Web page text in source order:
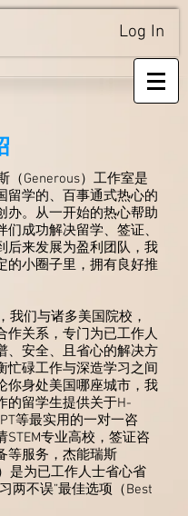
Log In
Generous）工作室是
留学的、百事通式热心的
办。从一开始的热心帮助
们成功解决留学、签证、
后来发展为盈利团队，我
的小圈子里，拥有良好推
们与诸多美国院校，
作关系，专门为已工作人
、安全、且省心的解决方
忙碌工作与深造学习之间
你身处美国哪座城市，我
的留学生提供关于H-
等最实用的一对一咨
STEM专业高校，签证咨
等服务，杰能瑞斯
）是为已工作人士省心省
两不误”最佳选项（Best